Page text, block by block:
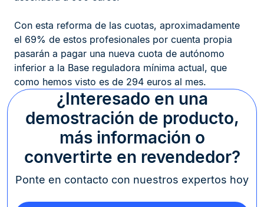
Con esta reforma de las cuotas, aproximadamente
el 69% de estos profesionales por cuenta propia
pasarán a pagar una nueva cuota de autónomo
inferior a la Base reguladora mínima actual, que
como hemos visto es de 294 euros al mes.
¿Interesado en una
demostración de producto,
más información o
convertirte en revendedor?
Ponte en contacto con nuestros expertos hoy